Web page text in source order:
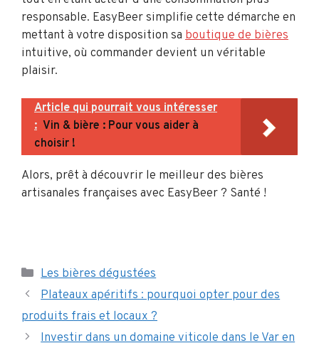
responsable. EasyBeer simplifie cette démarche en
mettant à votre disposition sa boutique de bières
intuitive, où commander devient un véritable
plaisir.
Article qui pourrait vous intéresser
: Vin & bière : Pour vous aider à
choisir !
Alors, prêt à découvrir le meilleur des bières
artisanales françaises avec EasyBeer ? Santé !
Catégories
Les bières dégustées
Plateaux apéritifs : pourquoi opter pour des
produits frais et locaux ?
Investir dans un domaine viticole dans le Var en